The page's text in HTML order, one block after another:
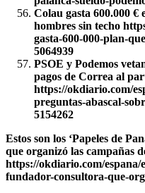
Colau gasta 600.000
hombres sin techo
gasta-600-000-plan-
5064939
PSOE y Podemos
pagos de Correa al
https://okdiario.com/
preguntas-abascal-
5154262
Estos son los ‘Papeles de
que organizó las campañas
https://okdiario.com/espana/
fundador-consultora-que-